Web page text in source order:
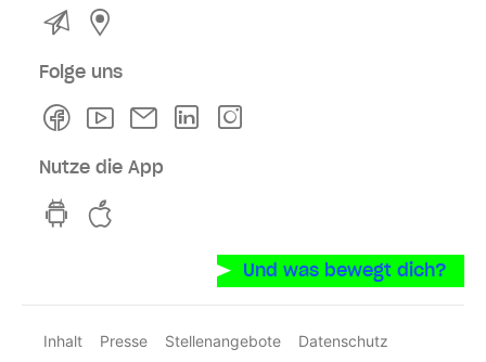
Kontakt
Folge uns
FacebookYoutubeNewsletterLinkedln
Nutze die App
hvv switch App auf GooglePlay
Und was bewegt dich?
Inhalt Presse Stellenangebote
Datenschutz